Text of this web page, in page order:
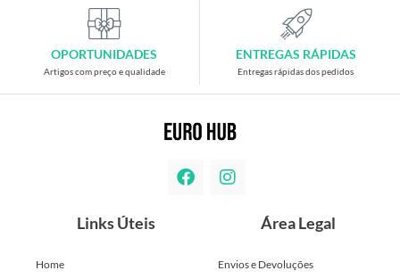
OPORTUNIDADES
Artigos com preço e qualidade
ENTREGAS RÁPIDAS
Entregas rápidas dos pedidos
Links Úteis
Home
Área Legal
Envios e Devoluções